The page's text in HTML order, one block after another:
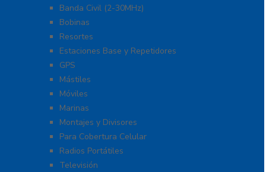
Banda Civil (2-30MHz)
Bobinas
Resortes
Estaciones Base y Repetidores
GPS
Mástiles
Móviles
Marinas
Montajes y Divisores
Para Cobertura Celular
Radios Portátiles
Televisión